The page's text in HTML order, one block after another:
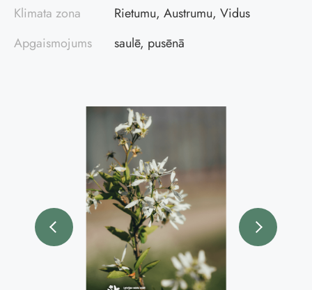
Klimata zona
Rietumu, Austrumu, Vidus
Apgaismojums
saulē, pusēnā